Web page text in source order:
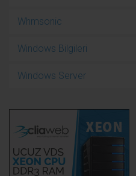
Whmsonic
Windows Bilgileri
Windows Server